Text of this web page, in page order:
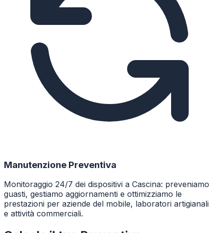
Manutenzione Preventiva
Monitoraggio 24/7 dei dispositivi a Cascina: preveniamo
guasti, gestiamo aggiornamenti e ottimizziamo le
prestazioni per aziende del mobile, laboratori artigianali
e attività commerciali.